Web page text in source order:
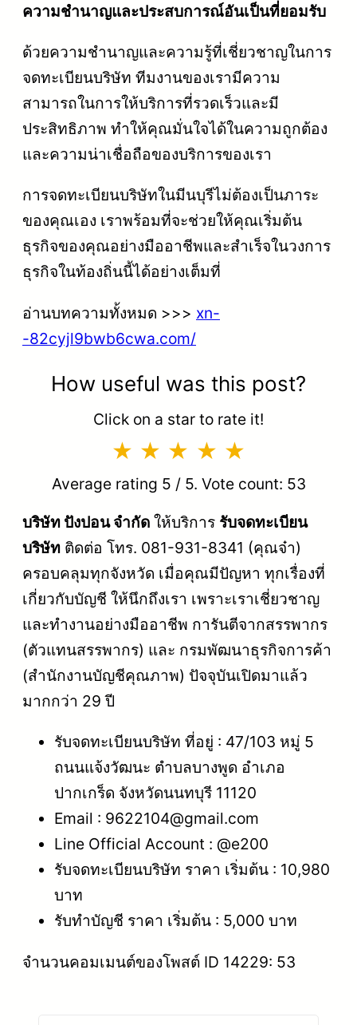
ความชำนาญและประสบการณ์อันเป็นที่ยอมรับ
ด้วยความชำนาญและความรู้ที่เชี่ยวชาญในการ
จดทะเบียนบริษัท ทีมงานของเรามีความ
สามารถในการให้บริการที่รวดเร็วและมี
ประสิทธิภาพ ทำให้คุณมั่นใจได้ในความถูกต้อง
และความน่าเชื่อถือของบริการของเรา
การจดทะเบียนบริษัทในมีนบุรีไม่ต้องเป็นภาระ
ของคุณเอง เราพร้อมที่จะช่วยให้คุณเริ่มต้น
ธุรกิจของคุณอย่างมืออาชีพและสำเร็จในวงการ
ธุรกิจในท้องถิ่นนี้ได้อย่างเต็มที่
อ่านบทความทั้งหมด >>> xn-
-82cyjl9bwb6cwa.com/
How useful was this post?
Click on a star to rate it!
Average rating 5 / 5. Vote count: 53
บริษัท ปังปอน จำกัด ให้บริการ รับจดทะเบียน
บริษัท ติดต่อ โทร. 081-931-8341 (คุณจ๋า)
ครอบคลุมทุกจังหวัด เมื่อคุณมีปัญหา ทุกเรื่องที่
เกี่ยวกับบัญชี ให้นึกถึงเรา เพราะเราเชี่ยวชาญ
และทำงานอย่างมืออาชีพ การันตีจากสรรพากร
(ตัวแทนสรรพากร) และ กรมพัฒนาธุรกิจการค้า
(สำนักงานบัญชีคุณภาพ) ปัจจุบันเปิดมาแล้ว
มากกว่า 29 ปี
รับจดทะเบียนบริษัท ที่อยู่ : 47/103 หมู่ 5
ถนนแจ้งวัฒนะ ตำบลบางพูด อำเภอ
ปากเกร็ด จังหวัดนนทบุรี 11120
Email : 9622104@gmail.com
Line Official Account : @e200
รับจดทะเบียนบริษัท ราคา เริ่มต้น : 10,980
บาท
รับทำบัญชี ราคา เริ่มต้น : 5,000 บาท
จำนวนคอมเมนต์ของโพสต์ ID 14229: 53